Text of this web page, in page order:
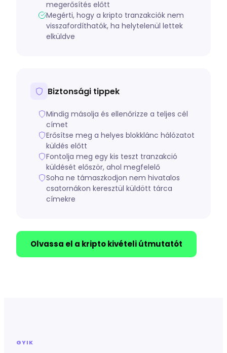
megerősítés előtt
Megérti, hogy a kripto tranzakciók nem
visszafordíthatók, ha helytelenül lettek
elküldve
Biztonsági tippek
Mindig másolja és ellenőrizze a teljes cél
címet
Erősítse meg a helyes blokklánc hálózatot
küldés előtt
Fontolja meg egy kis teszt tranzakció
küldését először, ahol megfelelő
Soha ne támaszkodjon nem hivatalos
csatornákon keresztül küldött tárca
címekre
Olvassa el a kripto kivételi útmutatót
GYIK